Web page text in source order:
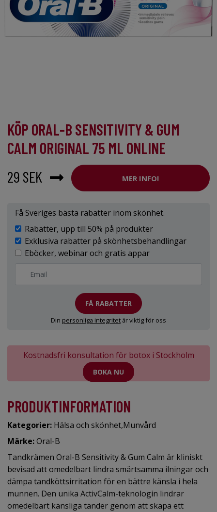
KÖP ORAL-B SENSITIVITY & GUM
CALM ORIGINAL 75 ML ONLINE
29 SEK
MER INFO!
Få Sveriges bästa rabatter inom skönhet.
Rabatter, upp till 50% på produkter
Exklusiva rabatter på skönhetsbehandlingar
Eböcker, webinar och gratis appar
FÅ RABATTER
Din personliga integritet är viktig för oss
Kostnadsfri konsultation för botox i Stockholm
BOKA NU
PRODUKTINFORMATION
Kategorier: Hälsa och skönhet,Munvård
Märke:Oral-B
Tandkrämen Oral-B Sensitivity & Gum Calm är kliniskt
bevisad att omedelbart lindra smärtsamma ilningar och
dämpa tandköttsirritation för en bättre känsla i hela
munnen. Den unika ActivCalm-teknologin lindrar
omedelbart känsliga tänder genom att skapa ett